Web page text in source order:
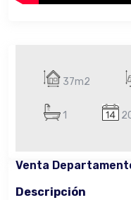
37m2
1
Venta
Descripción